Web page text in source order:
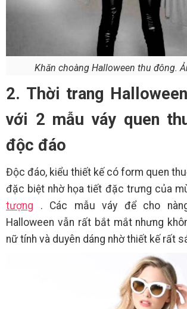
Khăn choàng Halloween thu đông.
2. Thời trang
với 2 mẫu váy quen
độc đáo
Độc đáo, kiểu thiết kế có form quen
đặc biệt nhờ họa tiết đặc trưng của
tượng . Các mẫu váy để cho
Halloween vẫn rất bắt mắt nhưng
nữ tính và duyên dáng nhờ thiết kế rất